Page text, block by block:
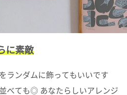
に素敵
ランダムに飾ってもいいです
べても◎ あなたらしいアレンジ